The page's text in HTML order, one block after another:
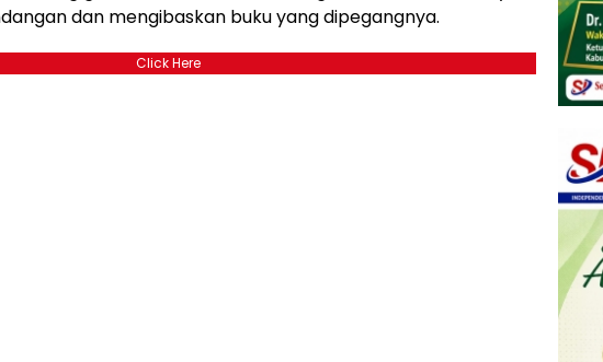
dan mengibaskan buku yang dipegangnya.
Click Here